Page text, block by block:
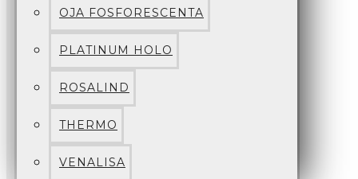
OJA FOSFORESCENTA
PLATINUM HOLO
ROSALIND
THERMO
VENALISA